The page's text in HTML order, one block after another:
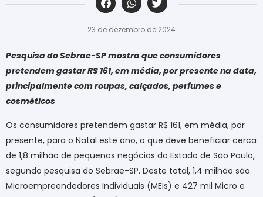
23 de dezembro de 2024
Pesquisa do Sebrae-SP mostra que consumidores
pretendem gastar R$ 161, em média, por presente na data,
principalmente com roupas, calçados, perfumes e
cosméticos
Os consumidores pretendem gastar R$ 161, em média, por
presente, para o Natal este ano, o que deve beneficiar cerca
de 1,8 milhão de pequenos negócios do Estado de São Paulo,
segundo pesquisa do Sebrae-SP. Deste total, 1,4 milhão são
Microempreendedores Individuais (MEIs) e 427 mil Micro e